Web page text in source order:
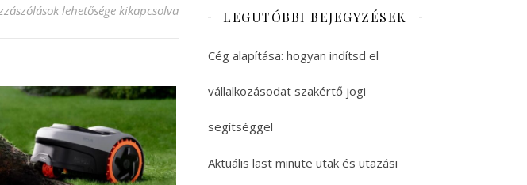
nagy kedvenc bejegyzéshez
lehetősége kikapcsolva LEGUTÓBBI BEJEGYZÉSEK
Cég alapítása: hogyan indítsd el
vállalkozásodat szakértő jogi
segítséggel
Aktuális last minute utak és utazási